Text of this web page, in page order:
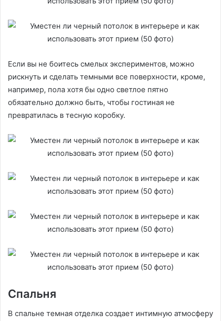
Если вы не боитесь смелых экспериментов, можно
рискнуть и сделать темными все поверхности, кроме,
например, пола хотя бы одно светлое пятно
обязательно должно быть, чтобы гостиная не
превратилась в тесную коробку.
Спальня
В спальне темная отделка создает интимную атмосферу